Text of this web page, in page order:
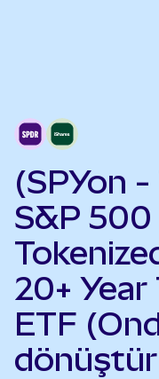
(SPYon -
S&P
20+
ETF
dönüştür